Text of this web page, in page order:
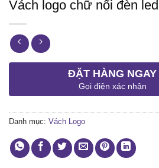
Vách logo chữ nổi đèn led
ĐẶT HÀNG NGAY
Gọi điện xác nhận
Danh mục: Vách Logo